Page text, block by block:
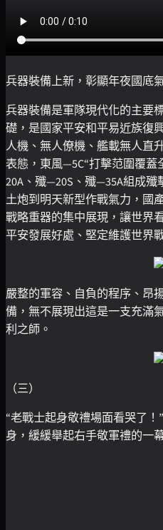
兵器裝備上新，彰顯年夜國底
兵器裝備是軍隊現代化的主要
礎，是國家平安和平易近族復
人機、無人僚機、艦載無人直
表態，東風—5C“打擊范圍覆
20A、殲—20S、殲—35A組成
土炮到明天新型作戰氣力，國
戰略重器的集中展現，讓世界
平安發展好處、堅定維護世界
嚴整的軍容、自負的程序、昂
備，無不展現出這是一支充滿
利之師。
（三）
“老戰士起身敬禮場面看哭了
身，緩緩舉起右手敬軍禮的一